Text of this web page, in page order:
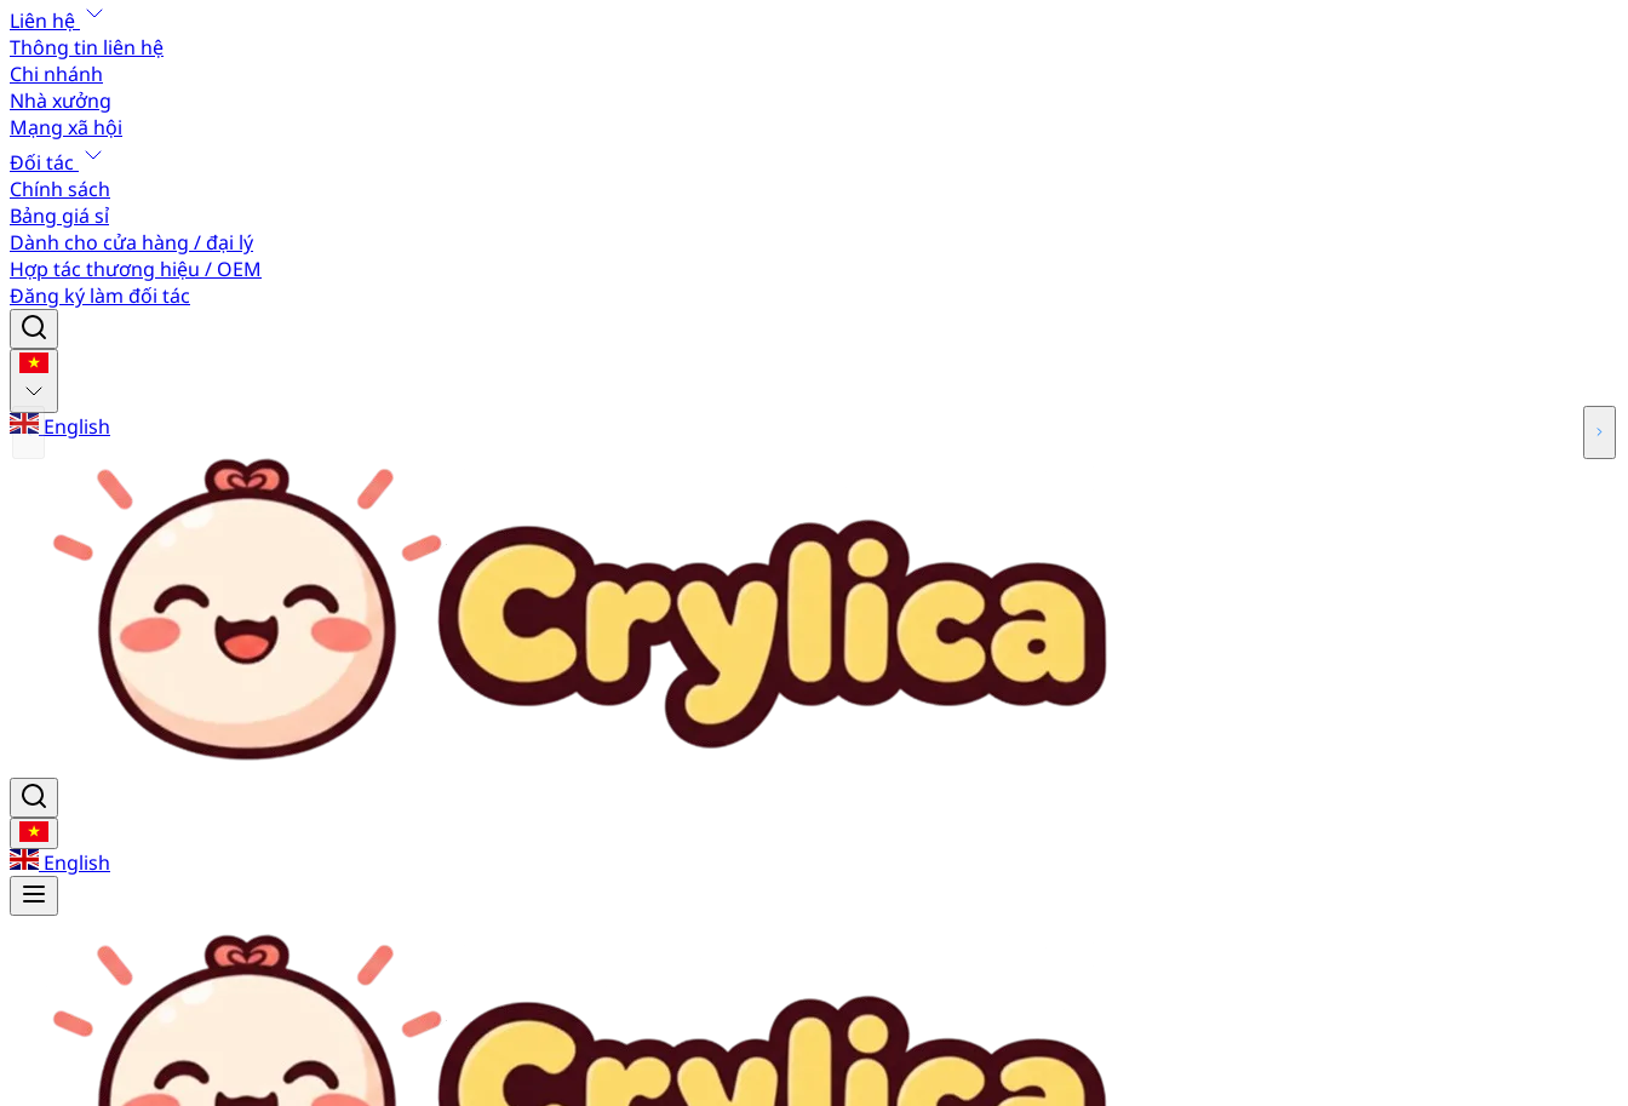
Liên hệ
Thông tin liên hệ
Chi nhánh
Nhà xưởng
Mạng xã hội
Đối tác
Chính sách
Bảng giá sỉ
Dành cho cửa hàng / đại lý
Hợp tác thương hiệu / OEM
Đăng ký làm đối tác
English
English